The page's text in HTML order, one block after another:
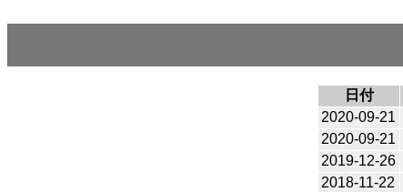
日付
2020-09-21
2020-09-21
2019-12-26
2018-11-22